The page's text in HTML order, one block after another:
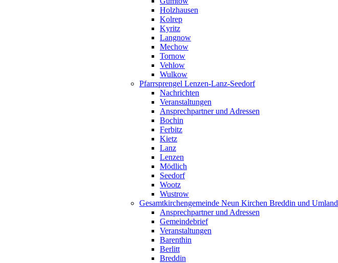
Holzhausen
Kolrep
Kyritz
Langnow
Mechow
Tornow
Vehlow
Wulkow
Pfarrsprengel Lenzen-Lanz-Seedorf
Nachrichten
Veranstaltungen
Ansprechpartner und Adressen
Bochin
Ferbitz
Kietz
Lanz
Lenzen
Mödlich
Seedorf
Wootz
Wustrow
Gesamtkirchengemeinde Neun Kirchen Breddin und Umland
Ansprechpartner und Adressen
Gemeindebrief
Veranstaltungen
Barenthin
Berlitt
Breddin